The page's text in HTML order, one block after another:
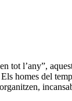
tot l’any”,
homes del